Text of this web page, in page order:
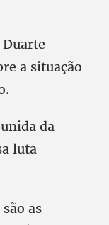
a situação
da
luta
as